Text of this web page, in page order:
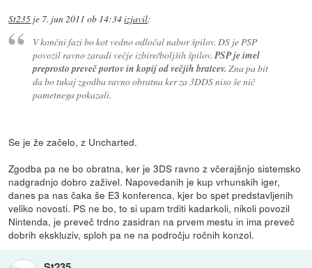
St235 je 7. jun 2011 ob 14:34izjavil:
V končni fazi bo kot vedno odločal nabor špilov. DS je PSP
povozil ravno zaradi večje izbire/boljših špilov. PSP je imel
preprosto preveč portov in kopij od večjih bratcev. Zna pa bit
da bo tukaj zgodba ravno obratna ker za 3DDS niso še nič
pametnega pokazali.
Se je že začelo, z Uncharted.
Zgodba pa ne bo obratna, ker je 3DS ravno z včerajšnjo sistemsko
nadgradnjo dobro zaživel. Napovedanih je kup vrhunskih iger,
danes pa nas čaka še E3 konferenca, kjer bo spet predstavljenih
veliko novosti. PS ne bo, to si upam trditi kadarkoli, nikoli povozil
Nintenda, je preveč trdno zasidran na prvem mestu in ima preveč
dobrih ekskluziv, sploh pa ne na področju ročnih konzol.